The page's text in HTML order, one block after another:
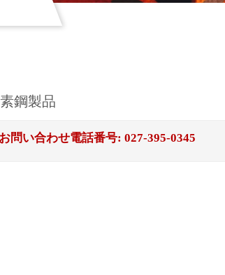
鋼製品
お問い合わせ電話番号: 027-395-0345